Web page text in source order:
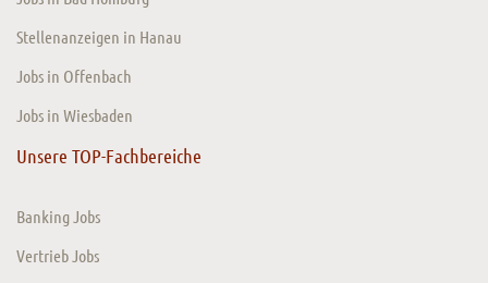
Stellenanzeigen in Hanau
Jobs in Offenbach
Jobs in Wiesbaden
Unsere TOP-Fachbereiche
Banking Jobs
Vertrieb Jobs